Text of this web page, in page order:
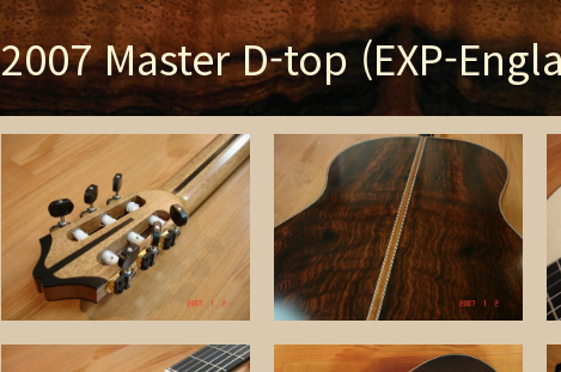
2007 Master D-top (EXP-